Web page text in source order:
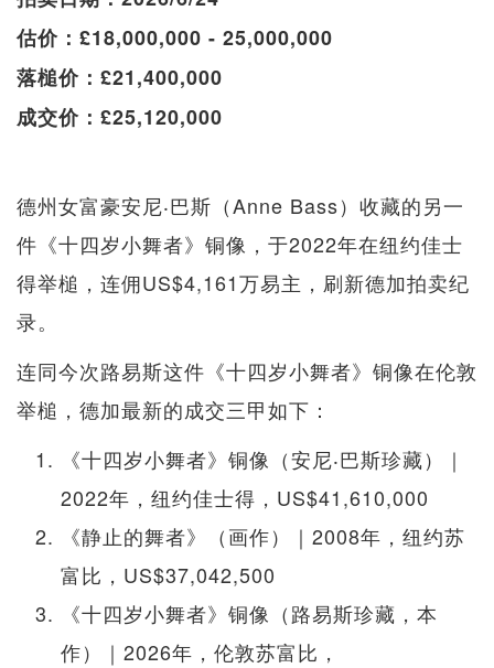
估价：£18,000,000 - 25,000,000
落槌价：£21,400,000
成交价：£25,120,000
德州女富豪安尼‧巴斯（Anne Bass）收藏的另一
件《十四岁小舞者》铜像，于2022年在纽约佳士
得举槌，连佣US$4,161万易主，刷新德加拍卖纪
录。
连同今次路易斯这件《十四岁小舞者》铜像在伦敦
举槌，德加最新的成交三甲如下：
《十四岁小舞者》铜像（安尼‧巴斯珍藏）｜
2022年，纽约佳士得，US$41,610,000
《静止的舞者》（画作）｜2008年，纽约苏
富比，US$37,042,500
《十四岁小舞者》铜像（路易斯珍藏，本
作）｜2026年，伦敦苏富比，